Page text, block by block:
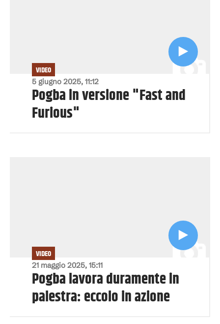
5 giugno 2025, 11:12
VIDEO
Pogba in versione "Fast and
Furious"
21 maggio 2025, 15:11
VIDEO
Pogba lavora duramente in
palestra: eccolo in azione